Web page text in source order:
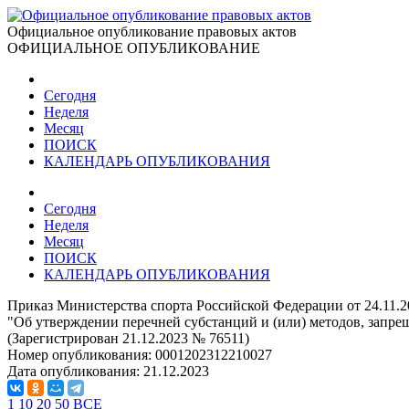
Официальное опубликование правовых актов
ОФИЦИАЛЬНОЕ ОПУБЛИКОВАНИЕ
Сегодня
Неделя
Месяц
ПОИСК
КАЛЕНДАРЬ ОПУБЛИКОВАНИЯ
Сегодня
Неделя
Месяц
ПОИСК
КАЛЕНДАРЬ ОПУБЛИКОВАНИЯ
Приказ Министерства спорта Российской Федерации от
"Об утверждении перечней субстанций и (или) методов,
(Зарегистрирован 21.12.2023 № 76511)
Номер опубликования: 0001202312210027
Дата опубликования: 21.12.2023
1 10 20 50 ВСЕ